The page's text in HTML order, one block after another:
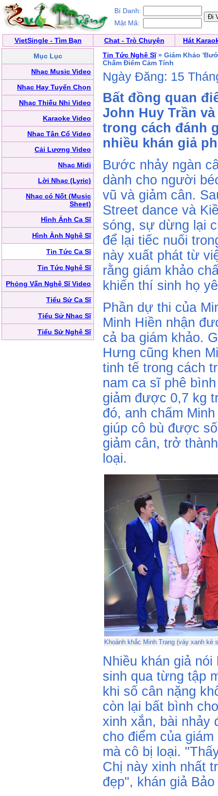
Bí Danh:
Mật Mã:
VietSingle - Tìm Bạn Chat - Trò Chuyện
Hát
Mục Lục
Nhạc Music Video
Nhạc Hay Tuyển Chọn
Nhạc Thiếu Nhi Video
Karaoke Video
Nhạc Tân Cổ Video
Cải Lương Video
Nhạc Midi
Lời Nhạc (Lyric)
Nhạc có Nốt (Music
Sheet)
Hình Ảnh Ca Sĩ
Hình Ảnh Nghệ Sĩ
Tin Tức Ca Sĩ
Tin Tức Nghệ Sĩ
Phỏng Vấn Nghệ Sĩ Video
Tiểu Sử Ca Sĩ
Tiểu Sử Nhạc Sĩ
Tiểu Sử Nghệ Sĩ
Tin Tức Nghệ Sĩ» Giám Khảo
Chấm Điểm Cảm Tính
Ngày Đăng: 15
Bất đồng quan
John Huy Trần
trong cách đánh
nhiều khán giả
Bước nhảy ngàn
dành cho người
vũ và giảm cân.
Street dance và
sóng, sự dừng lại
để lại tiếc nuối
này xuất phát từ
rằng giám khảo
khiến thí sinh họ
Phần dự thi của
Minh Hiền nhận
cả ba giám khảo.
Hưng cũng khen
tinh tế trong cách
nam ca sĩ phê
giảm được 0,7 kg
đó, anh chấm
giúp cô bù được
giảm cân, trở
loại.
Khoảnh khắc Minh Trang (váy xanh
Nhiều khán giả
sinh qua từng tập
khi số cân nặng
còn lại bất bình
xinh xắn, bài nhảy
cho điểm của
mà cô bị loại.
Chị này xinh nhất
đẹp", khán giả